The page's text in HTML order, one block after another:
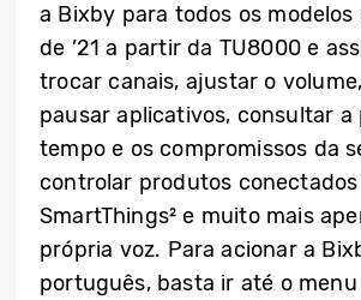
a Bixby para todos os
de ’21 a partir da TU8000 e
trocar canais, ajustar o
pausar aplicativos, consultar a
tempo e os compromissos da
controlar produtos
SmartThings² e muito mais
própria voz. Para acionar a
português, basta ir até o